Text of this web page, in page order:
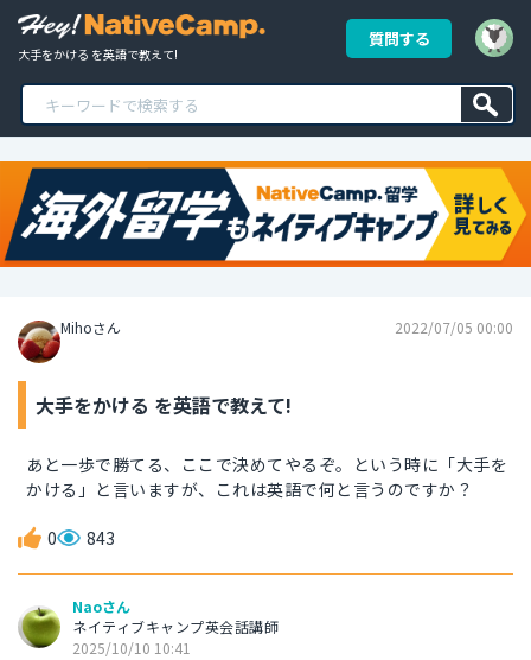
大手をかける を英語で教えて!
質問する
Mihoさん 2022/07/05 00:00
大手をかける を英語で教えて!
あと一歩で勝てる、ここで決めてやるぞ。という時に「大手を
かける」と言いますが、これは英語で何と言うのですか？
0 843
Naoさん
ネイティブキャンプ英会話講師
2025/10/10 10:41